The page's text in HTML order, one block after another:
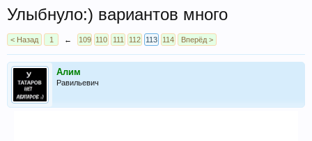
Улыбнуло:) вариантов много
< Назад 1 ← 109 110 111 112 113 114 Вперёд >
Алим
Равильевич